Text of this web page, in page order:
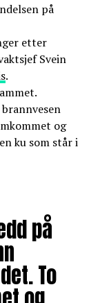
på
etter
Svein
.
og
ku som står i
på
To